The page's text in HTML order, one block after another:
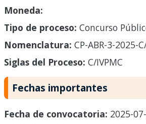
Moneda:
Tipo de proceso: Concurso
Nomenclatura: CP-ABR-3-2025-
Siglas del Proceso: C/IVPMC
Fechas importantes
Fecha de convocatoria: 2025-